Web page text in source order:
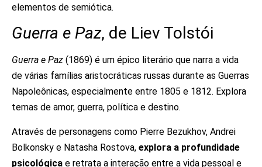
elementos de semiótica.
Guerra e Paz, de Liev Tolstói
Guerra e Paz (1869) é um épico literário que narra a vida
de várias famílias aristocráticas russas durante as Guerras
Napoleônicas, especialmente entre 1805 e 1812. Explora
temas de amor, guerra, política e destino.
Através de personagens como Pierre Bezukhov, Andrei
Bolkonsky e Natasha Rostova, explora a profundidade
psicológica e retrata a interação entre a vida pessoal e